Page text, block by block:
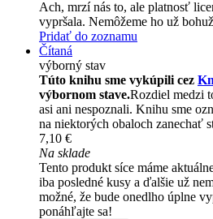
Ach, mrzí nás to, ale platnosť
vypršala. Nemôžeme ho už
Pridať do zoznamu
Čítaná
výborný stav
Túto knihu sme vykúpili cez
výbornom stave.Rozdiel medzi
asi ani nespoznali. Knihu sme
na niektorých obaloch zanechať
7,10 €
Na sklade
Tento produkt síce máme
iba posledné kusy a ďalšie už
možné, že bude onedlho úplne
ponáhľajte sa!